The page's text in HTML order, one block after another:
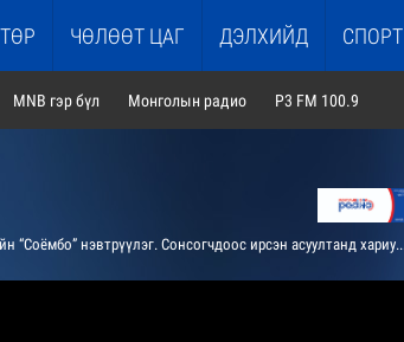
ЧӨЛӨӨТ ЦАГ ДЭЛХИЙД СПОРТ
MNB гэр бүл Монголын радио P3 FM 100.9
“Соёмбо” нэвтрүүлэг. Сонсогчдоос ирсэн асуултанд хариулна.